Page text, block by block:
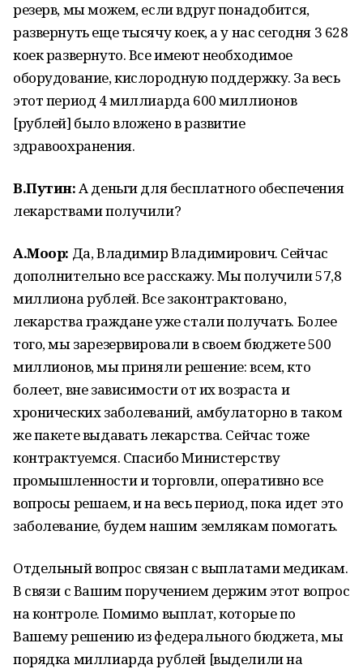
резерв, мы можем, если вдруг понадобится,
развернуть еще тысячу коек, а у нас сегодня 3 628
коек развернуто. Все имеют необходимое
оборудование, кислородную поддержку. За весь
этот период 4 миллиарда 600 миллионов
[рублей] было вложено в развитие
здравоохранения.
В.Путин:А деньги для бесплатного обеспечения
лекарствами получили?
А.Моор: Да, Владимир Владимирович. Сейчас
дополнительно все расскажу. Мы получили 57,8
миллиона рублей. Все законтрактовано,
лекарства граждане уже стали получать. Более
того, мы зарезервировали в своем бюджете 500
миллионов, мы приняли решение: всем, кто
болеет, вне зависимости от их возраста и
хронических заболеваний, амбулаторно в таком
же пакете выдавать лекарства. Сейчас тоже
контрактуемся. Спасибо Министерству
промышленности и торговли, оперативно все
вопросы решаем, и на весь период, пока идет это
заболевание, будем нашим землякам помогать.
Отдельный вопрос связан с выплатами медикам.
В связи с Вашим поручением держим этот вопрос
на контроле. Помимо выплат, которые по
Вашему решению из федерального бюджета, мы
порядка миллиарда рублей [выделили на